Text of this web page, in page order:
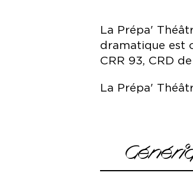
La Prépa'
dramatique est
CRR 93, CRD
La Prépa'